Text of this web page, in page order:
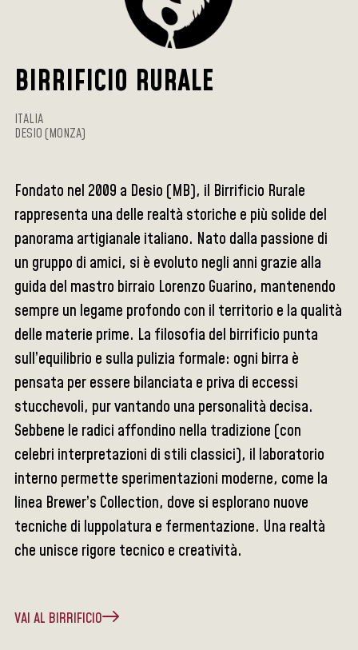
BIRRIFICIO RURALE
ITALIA
DESIO (MONZA)
Fondato nel 2009 a Desio (MB), il Birrificio Rurale
rappresenta una delle realtà storiche e più solide del
panorama artigianale italiano. Nato dalla passione di
un gruppo di amici, si è evoluto negli anni grazie alla
guida del mastro birraio Lorenzo Guarino, mantenendo
sempre un legame profondo con il territorio e la qualità
delle materie prime. La filosofia del birrificio punta
sull’equilibrio e sulla pulizia formale: ogni birra è
pensata per essere bilanciata e priva di eccessi
stucchevoli, pur vantando una personalità decisa.
Sebbene le radici affondino nella tradizione (con
celebri interpretazioni di stili classici), il laboratorio
interno permette sperimentazioni moderne, come la
linea Brewer’s Collection, dove si esplorano nuove
tecniche di luppolatura e fermentazione. Una realtà
che unisce rigore tecnico e creatività.
VAI AL BIRRIFICIO